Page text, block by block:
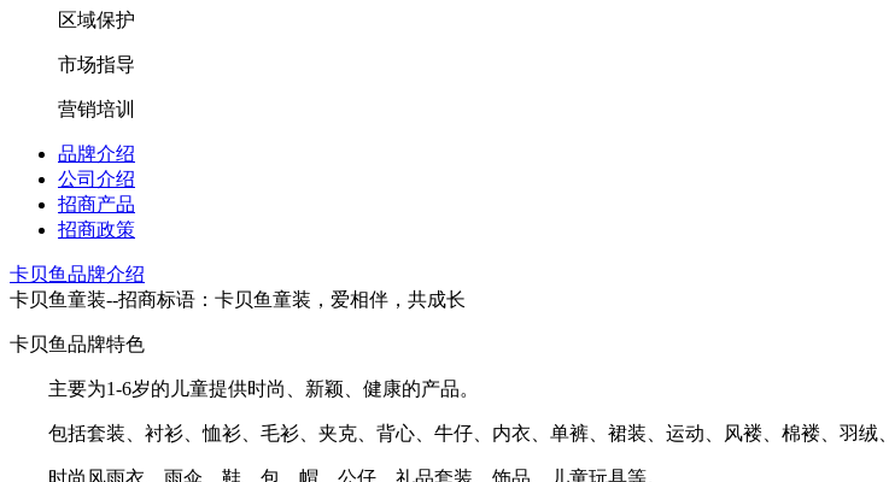
区域保护
市场指导
营销培训
品牌介绍
公司介绍
招商产品
招商政策
卡贝鱼品牌介绍
卡贝鱼童装--招商标语： 卡贝鱼童装，爱相伴，共成长
卡贝鱼品牌特色
主要为1-6岁的儿童提供时尚、新颖、健康的产品。
包括套装、衬衫、恤衫、毛衫、夹克、背心、牛仔、内衣、单裤、裙装、运动、风褛、棉褛、羽绒、